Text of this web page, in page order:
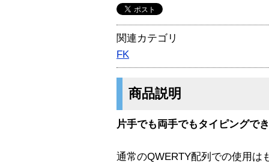
関連カテゴリ
FK
商品説明
片手でも両手でもタイピングで
通常のQWERTY配列での使用は